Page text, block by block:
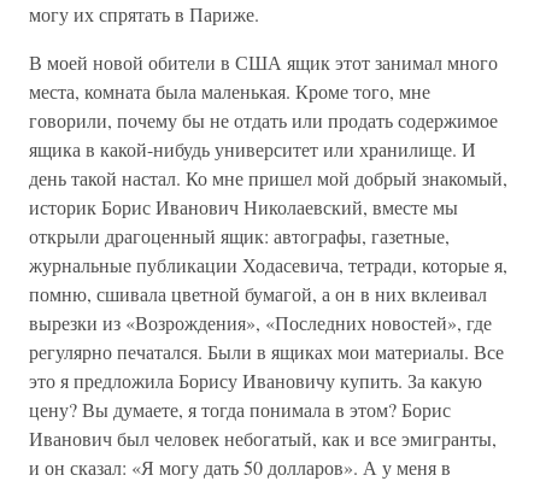
могу их спрятать в Париже.
В моей новой обители в США ящик этот занимал много
места, комната была маленькая. Кроме того, мне
говорили, почему бы не отдать или продать содержимое
ящика в какой-нибудь университет или хранилище. И
день такой настал. Ко мне пришел мой добрый знакомый,
историк Борис Иванович Николаевский, вместе мы
открыли драгоценный ящик: автографы, газетные,
журнальные публикации Ходасевича, тетради, которые я,
помню, сшивала цветной бумагой, а он в них вклеивал
вырезки из «Возрождения», «Последних новостей», где
регулярно печатался. Были в ящиках мои материалы. Все
это я предложила Борису Ивановичу купить. За какую
цену? Вы думаете, я тогда понимала в этом? Борис
Иванович был человек небогатый, как и все эмигранты,
и он сказал: «Я могу дать 50 долларов». А у меня в